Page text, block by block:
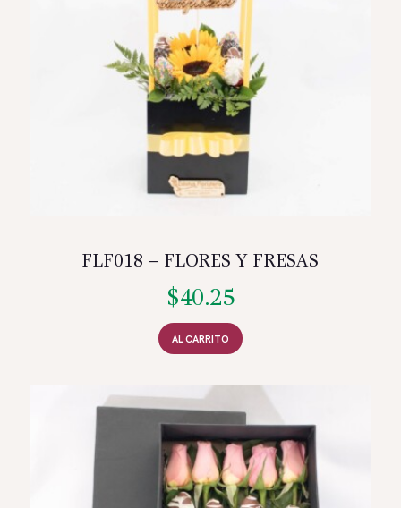
FLF018 – FLORES Y FRESAS
$40.25
AL CARRITO